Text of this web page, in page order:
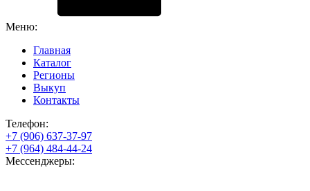
Меню:
Главная
Каталог
Регионы
Выкуп
Контакты
Телефон:
+7 (906) 637-37-97
+7 (964) 484-44-24
Мессенджеры: